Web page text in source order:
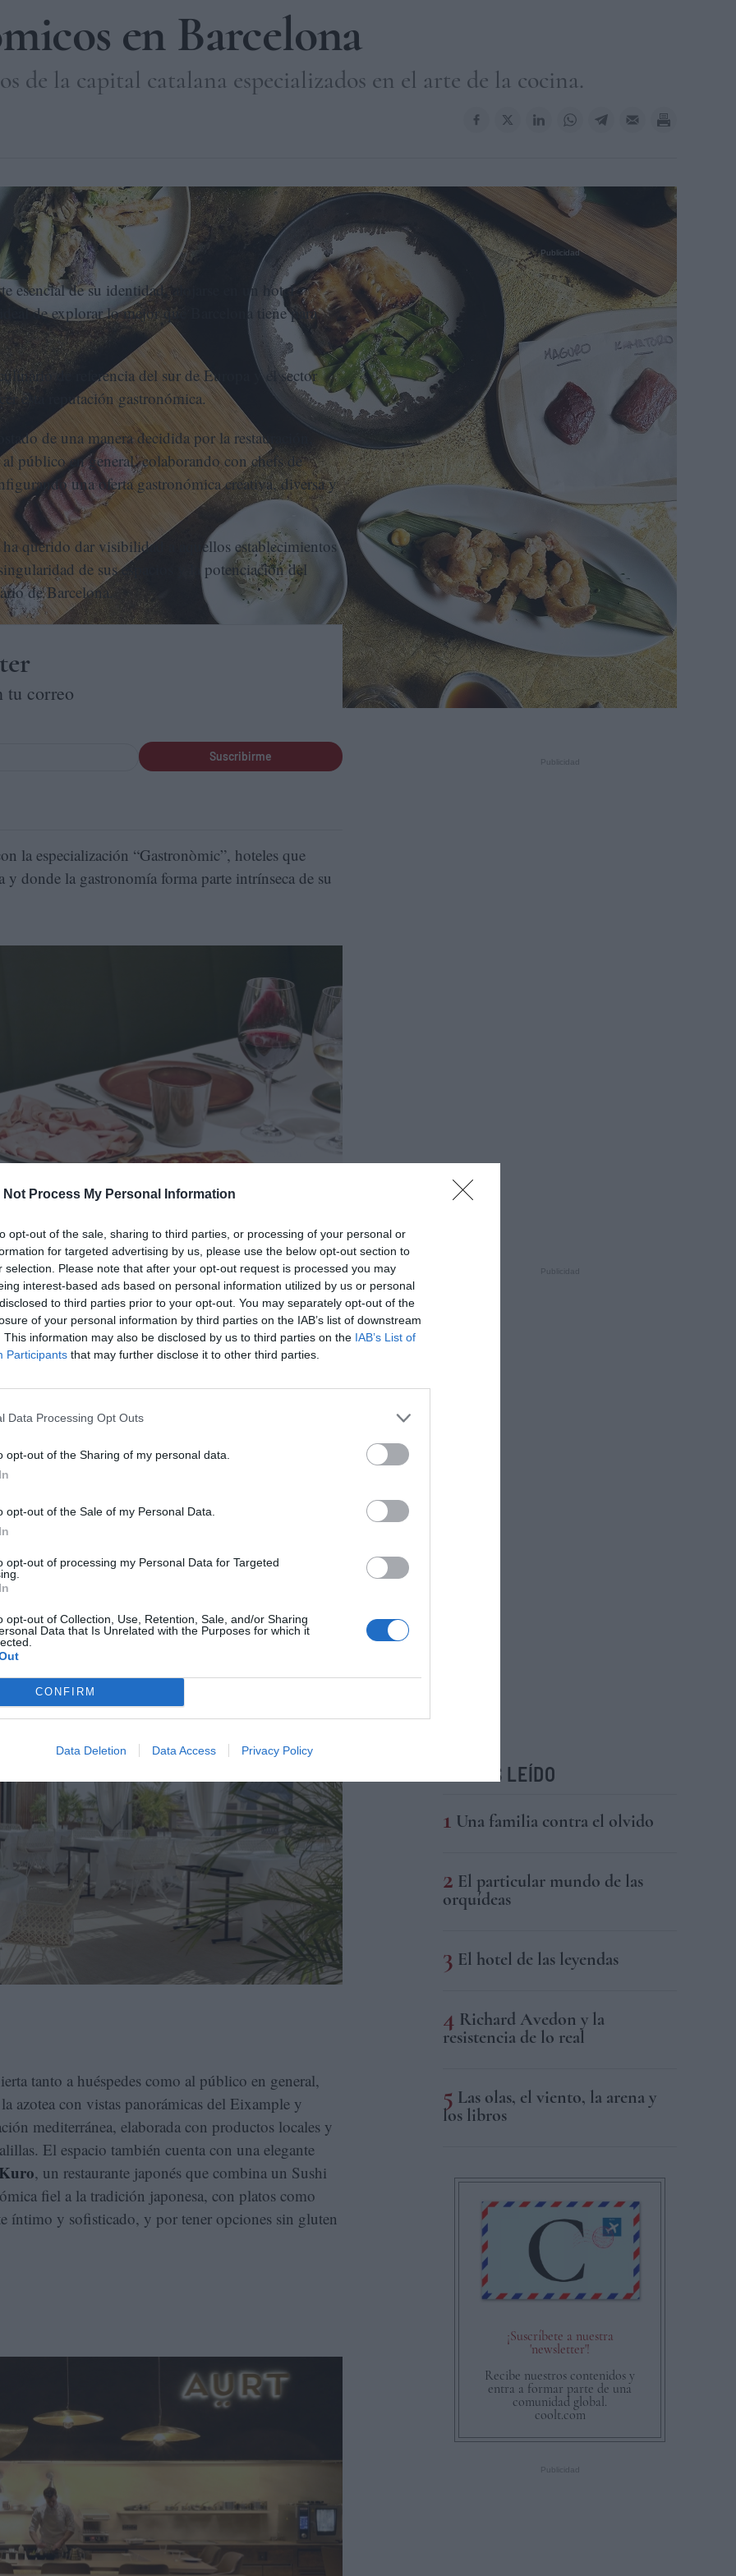
Not Process My Personal Information
opt-out of the sale, sharing to third parties, or processing of your personal or
for targeted advertising by us, please use the below opt-out section to
selection. Please note that after your opt-out request is processed you may
interest-based ads based on personal information utilized by us or personal
to third parties prior to your opt-out. You may separately opt-out of the
of your personal information by third parties on the IAB’s list of downstream
This information may also be disclosed by us to third parties on the IAB’s List of
Participants that may further disclose it to other third parties.
Data Processing Opt Outs
opt-out of the Sharing of my personal data.
opt-out of the Sale of my Personal Data.
opt-out of processing my Personal Data for Targeted
opt-out of Collection, Use, Retention, Sale, and/or Sharing
Data that Is Unrelated with the Purposes for which it
CONFIRM
Data Deletion Data Access Privacy Policy
en Barcelona
de la capital catalana especializados en el arte de la cocina.
con la especialización 'Gastronòmic'.
esencial de su identidad, alojarse en un hotel
de explorar lo mejor que Barcelona tiene para
de referencia del sur de Europa y el sector
esta reputación gastronómica.
de una manera decidida por la restauración,
público en general, colaborando con chefs de
una oferta gastronómica creativa, diversa y
ha querido dar visibilidad a aquellos establecimientos
de sus espacios y la potenciación del
de Barcelona.
tu correo
Suscribirme
la especialización “Gastronòmic”, hoteles que
y donde la gastronomía forma parte intrínseca de su
Hilton
que destaca por su calidad y uso de productos
catalanes. Su restaurante
elige el tipo de carne, su cocción, peso,
del hotel, es ideal para un aperitivo con embutidos
de 25 quesos.
disfrutar de las propuestas del restaurante
de Barcelona.
barcelona-hotel/
tanto a huéspedes como al público en general,
azotea con vistas panorámicas del Eixample y
mediterránea, elaborada con productos locales y
El espacio también cuenta con una elegante
, un restaurante japonés que combina un Sushi
fiel a la tradición japonesa, con platos como
íntimo y sofisticado, y por tener opciones sin gluten
LO MÁS LEÍDO
Una familia contra el olvido
El particular mundo de las
orquídeas
El hotel de las leyendas
Richard Avedon y la
resistencia de lo real
Las olas, el viento, la arena y
los libros
¡Suscríbete a nuestra
'newsletter'!
Recibe nuestros contenidos y
entra a formar parte de una
comunidad global.
coolt.com